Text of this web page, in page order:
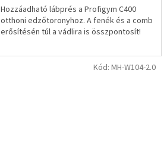
Hozzáadható lábprés a Profigym C400
otthoni edzőtoronyhoz. A fenék és a comb
erősítésén túl a vádlira is összpontosít!
Kód: MH-W104-2.0